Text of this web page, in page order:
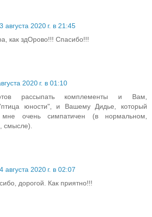
августа 2020 г. в 21:45
как здОрово!!! Спасибо!!!
2020 г. в 01:10
рассыпать комплементы и Вам,
юности", и Вашему Дидье, который
мне очень симпатичен (в нормальном,
смысле).
августа 2020 г. в 02:07
дорогой. Как приятно!!!